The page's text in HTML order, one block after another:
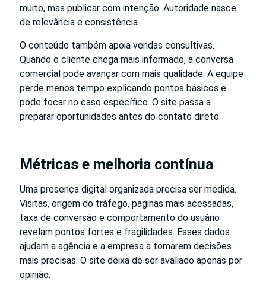
muito, mas publicar com intenção. Autoridade nasce
de relevância e consistência.
O conteúdo também apoia vendas consultivas.
Quando o cliente chega mais informado, a conversa
comercial pode avançar com mais qualidade. A equipe
perde menos tempo explicando pontos básicos e
pode focar no caso específico. O site passa a
preparar oportunidades antes do contato direto.
Métricas e melhoria contínua
Uma presença digital organizada precisa ser medida.
Visitas, origem do tráfego, páginas mais acessadas,
taxa de conversão e comportamento do usuário
revelam pontos fortes e fragilidades. Esses dados
ajudam a agência e a empresa a tomarem decisões
mais precisas. O site deixa de ser avaliado apenas por
opinião.